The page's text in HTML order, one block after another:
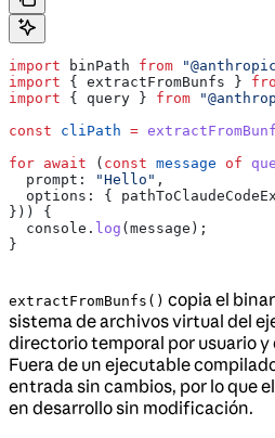
import binPath from
import { extractFromBunfs }
import { query } from
const cliPath =
for await ( const message of
  prompt:
"Hello" ,
  options:
{
})) {
  console
. log (message );
}
extractFromBunfs() copia el
sistema de archivos virtual del
directorio temporal por usuario y
Fuera de un ejecutable
entrada sin cambios, por lo que
en desarrollo sin modificación.